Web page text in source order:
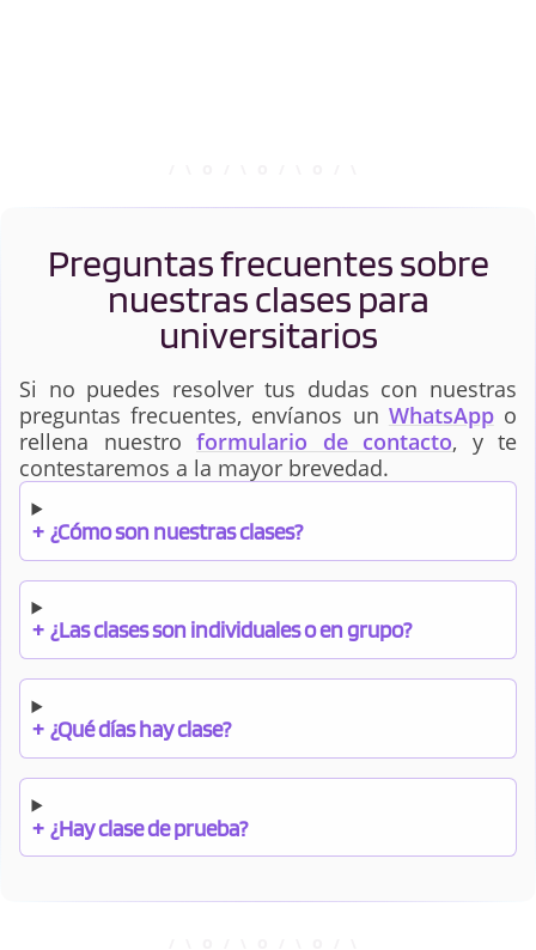
Preguntas frecuentes sobre
nuestras clases para
universitarios
Si no puedes resolver tus dudas con nuestras
preguntas frecuentes, envíanos un WhatsAppo
rellena nuestro formulario de contacto, y te
contestaremos a la mayor brevedad.
+ ¿Cómo son nuestras clases?
+ ¿Las clases son individuales o en grupo?
+ ¿Qué días hay clase?
+ ¿Hay clase de prueba?